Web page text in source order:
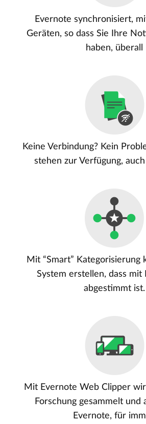
Evernote synchronisiert,
Geräten, so dass Sie Ihre
haben, überall
Keine Verbindung? Kein
stehen zur Verfügung,
Mit “Smart” Kategorisierung
System erstellen, dass mit
abgestimmt ist.
Mit Evernote Web Clipper
Forschung gesammelt und
Evernote, für